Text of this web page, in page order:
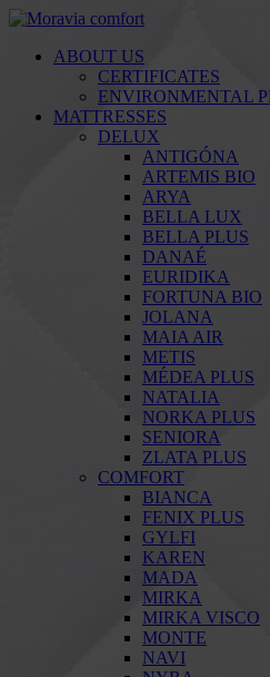
ABOUT US
CERTIFICATES
ENVIRONMENTAL
MATTRESSES
DELUX
ANTIGÓNA
ARTEMIS BIO
ARYA
BELLA LUX
BELLA PLUS
DANAÉ
EURIDIKA
FORTUNA BIO
JOLANA
MAIA AIR
METIS
MÉDEA PLUS
NATALIA
NORKA PLUS
SENIORA
ZLATA PLUS
COMFORT
BIANCA
FENIX PLUS
GYLFI
KAREN
MADA
MIRKA
MIRKA VISCO
MONTE
NAVI